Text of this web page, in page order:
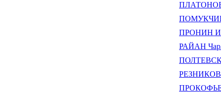
ПЛАТОНОВ
ПРОНИН
РАЙАН
РЕЗНИКОВ